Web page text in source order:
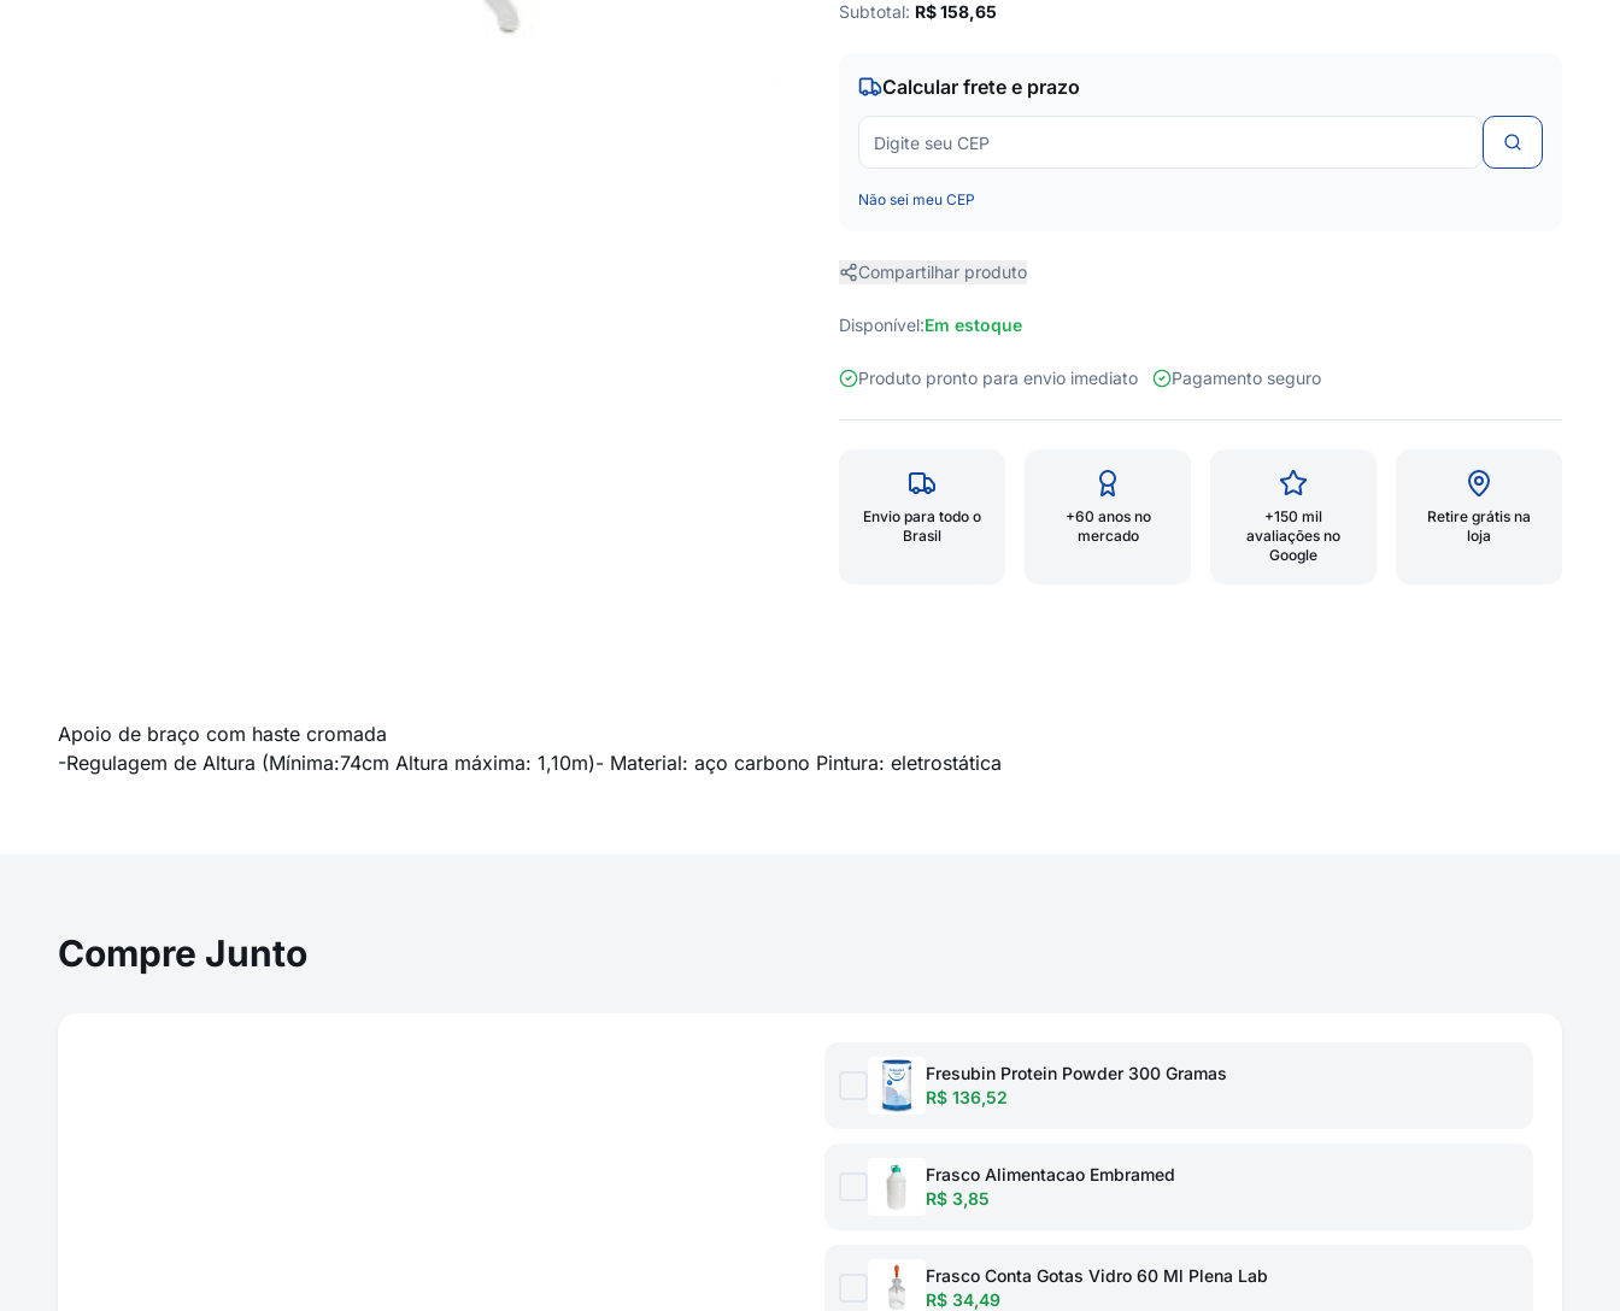
Subtotal: R$158,65
Calcular frete e prazo
Não sei meu CEP
Compartilhar produto
Disponível:Em estoque
Produto pronto para envio imediato Pagamento seguro
Envio para todo o
Brasil
+60 anos no
mercado
+150 mil
avaliações no
Google
Retire grátis na
loja
Apoio de braço com haste cromada
-Regulagem de Altura (Mí­nima:74cm Altura máxima: 1,10m)- Material: aço carbono Pintura: eletrostática
Compre Junto
Fresubin Protein Powder 300 Gramas
R$ 136,52
Frasco Alimentacao Embramed
R$ 3,85
Frasco Conta Gotas Vidro 60 Ml Plena Lab
R$ 34,49